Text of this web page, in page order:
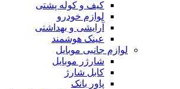
کیف و کوله پشتی
لوازم خودرو
آرایشی و بهداشتی
عینک هوشمند
لوازم جانبی موبایل
شارژر موبایل
کابل شارژ
پاور بانک